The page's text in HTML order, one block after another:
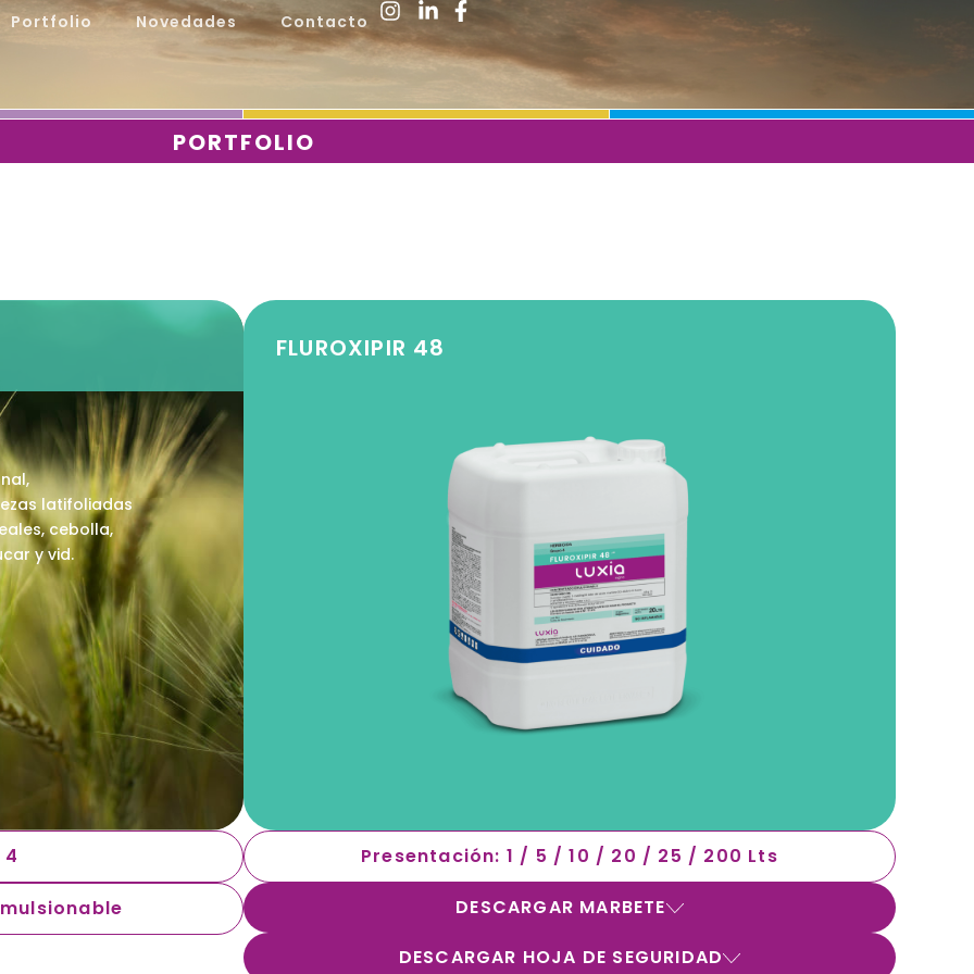
Portfolio Novedades Contacto
PORTFOLIO
latifoliadas
cebolla,
y vid.
FLUROXIPIR 48
Presentación: 1 / 5 / 10 / 20 / 25 / 200 Lts
DESCARGAR MARBETE
DESCARGAR HOJA DE SEGURIDAD